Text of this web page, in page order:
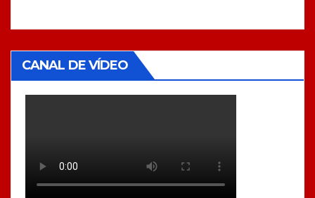
CANAL DE VÍDEO